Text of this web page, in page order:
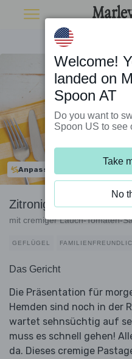
Anpassbar
Zitronige Hähnchen-
mit cremiger Lauch-Tomaten-
GEFLÜGEL
Das Gericht
Die Präsentation für
Hemden sind noch in der
wartet sehnsüchtig auf
muss es schnell gehen!
da. Dieses cremige
Welcome!
landed on
Spoon AT
Do you want to
Spoon US to see
Take
No